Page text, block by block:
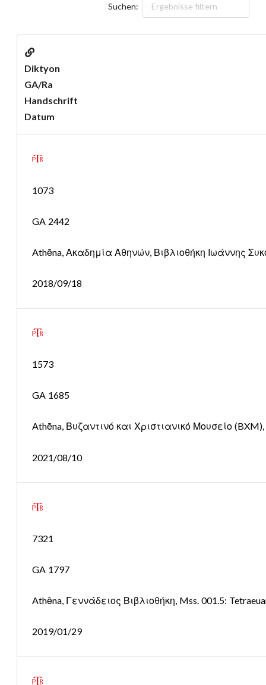
Suchen:
Diktyon
GA/Ra
Handschrift
Datum
1073
GA 2442
Athēna, Ακαδημία Αθηνών, Βιβλιοθήκη Ιωάννης
2018/09/18
1573
GA 1685
Athēna, Βυζαντινό και Χριστιανικό Μουσείο
2021/08/10
7321
GA 1797
Athēna, Γεννάδειος Βιβλιοθήκη, Mss. 001.5:
2019/01/29